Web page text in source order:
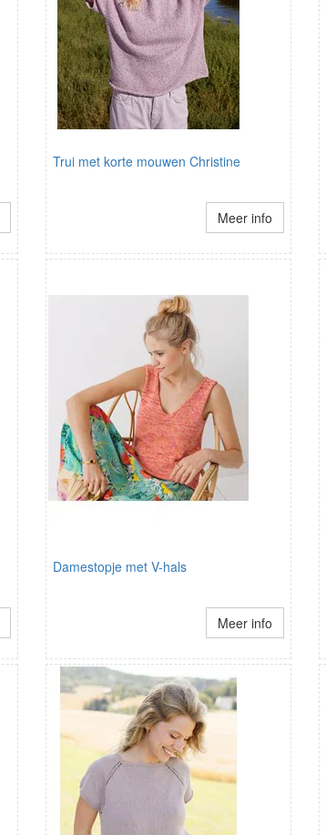
Trui met korte mouwen Christine
Meer info
Damestopje met V-hals
Meer info